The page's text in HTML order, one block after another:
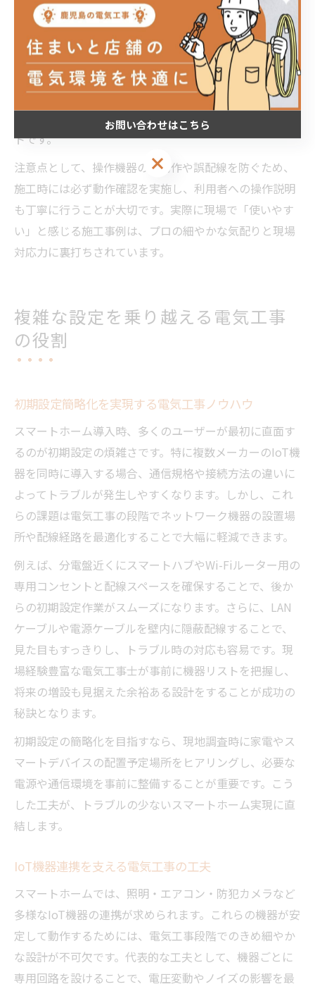
現場での電気工事にさまざまな工夫が求められます。
例えば、スイッチやセンサーの設置位置を生活動線や利
用シーンに合わせて最適化したり、スマートリモコンや
音声操作デバイスへの電源供給を考慮した配線を行うこ
とで、操作性が格段に向上します。加えて、将来の機器
追加やシステム拡張も視野に入れた柔軟な設計がポイン
トです。
注意点として、操作機器の誤動作や誤配線を防ぐため、
施工時には必ず動作確認を実施し、利用者への操作説明
も丁寧に行うことが大切です。実際に現場で「使いやす
い」と感じる施工事例は、プロの細やかな気配りと現場
対応力に裏打ちされています。
複雑な設定を乗り越える電気工事
の役割
初期設定簡略化を実現する電気工事ノウハウ
スマートホーム導入時、多くのユーザーが最初に直面す
るのが初期設定の煩雑さです。特に複数メーカーのIoT機
器を同時に導入する場合、通信規格や接続方法の違いに
よってトラブルが発生しやすくなります。しかし、これ
らの課題は電気工事の段階でネットワーク機器の設置場
所や配線経路を最適化することで大幅に軽減できます。
例えば、分電盤近くにスマートハブやWi-Fiルーター用の
専用コンセントと配線スペースを確保することで、後か
らの初期設定作業がスムーズになります。さらに、LAN
ケーブルや電源ケーブルを壁内に隠蔽配線することで、
見た目もすっきりし、トラブル時の対応も容易です。現
場経験豊富な電気工事士が事前に機器リストを把握し、
将来の増設も見据えた余裕ある設計をすることが成功の
秘訣となります。
初期設定の簡略化を目指すなら、現地調査時に家電やス
マートデバイスの配置予定場所をヒアリングし、必要な
電源や通信環境を事前に整備することが重要です。こう
した工夫が、トラブルの少ないスマートホーム実現に直
結します。
IoT機器連携を支える電気工事の工夫
スマートホームでは、照明・エアコン・防犯カメラなど
多様なIoT機器の連携が求められます。これらの機器が安
定して動作するためには、電気工事段階でのきめ細やか
な設計が不可欠です。代表的な工夫として、機器ごとに
専用回路を設けることで、電圧変動やノイズの影響を最
お問い合わせはこちら
お問い合わせはこちら